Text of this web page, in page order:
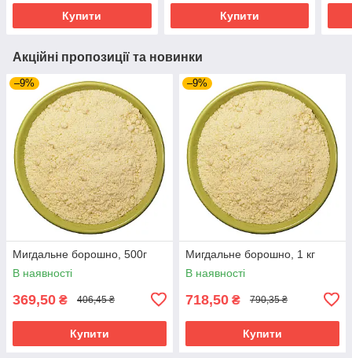
Купити Купити
Акційні пропозиції та новинки
–9%
Мигдальне борошно, 500г
В наявності
369,50 ₴ 406,45 ₴
Купити
–9%
Мигдальне борошно, 1 кг
В наявності
718,50 ₴ 790,35 ₴
Купити